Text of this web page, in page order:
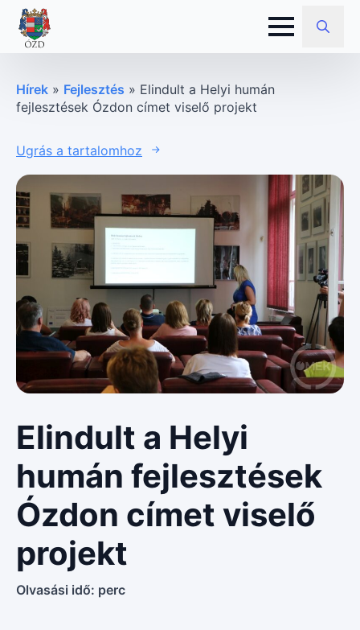
Search
Hírek » Fejlesztés » Elindult a Helyi humán
fejlesztések Ózdon címet viselő projekt
Ugrás a tartalomhoz
Elindult a Helyi
humán fejlesztések
Ózdon címet viselő
projekt
Olvasási idő: perc